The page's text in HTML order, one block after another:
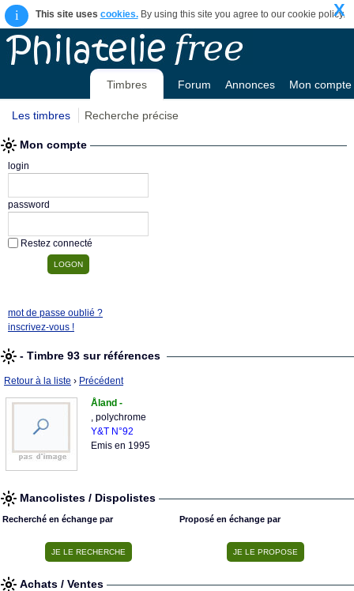
i This site uses cookies.By using this site you agree to our cookie policy.
X
Timbres Forum Annonces Mon compte
Les timbres Recherche précise
Mon compte
login
password
Restez connecté
mot de passe oublié ?
inscrivez-vous !
- Timbre 93 sur références
Retour à la liste › Précédent
Åland -
, polychrome
Y&T N°92
Emis en 1995
Mancolistes / Dispolistes
Recherché en échange par Proposé en échange par
Achats / Ventes